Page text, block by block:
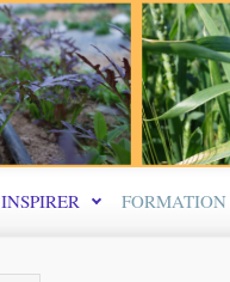
INSPIRER FORMATION